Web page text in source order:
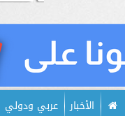
الأخبار عربي ودولي